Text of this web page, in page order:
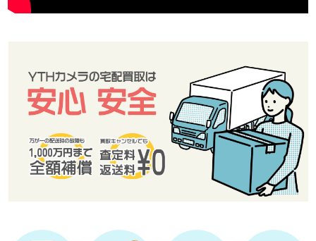
E-mail：info@camera-demo-example.com